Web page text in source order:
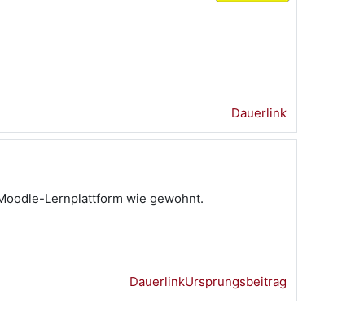
Dauerlink
Lernplattform wie gewohnt.
DauerlinkUrsprungsbeitrag